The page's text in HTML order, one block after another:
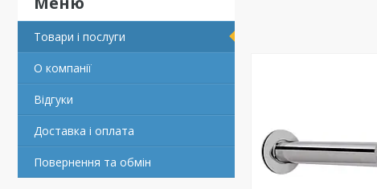
Товари і послуги
О компанії
Відгуки
Доставка і оплата
Повернення та обмін